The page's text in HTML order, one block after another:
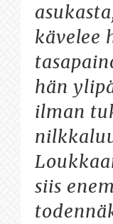
kävelee
hän
ilman
siis